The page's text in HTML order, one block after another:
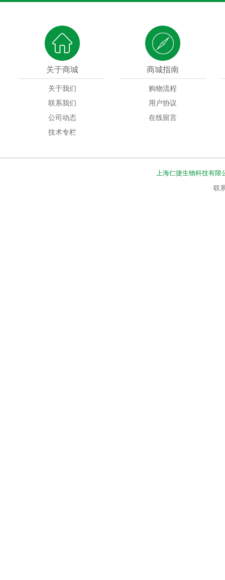
关于商城
关于我们
联系我们
公司动态
技术专栏
商城指南
购物流程
用户协议
在线留言
上海仁捷生物科技有限
联